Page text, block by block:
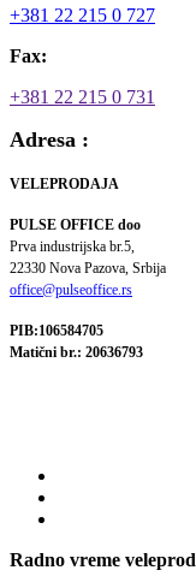
+381 22 215 0 727
Fax:
+381 22 215 0 731
Adresa :
VELEPRODAJA
PULSE OFFICE doo
Prva industrijska br.5,
22330 Nova Pazova, Srbija
office@pulseoffice.rs
PIB:106584705
Matični br.: 20636793
Radno vreme